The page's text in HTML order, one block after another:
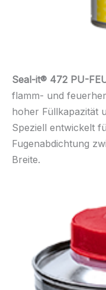
Seal-it® 472 PU-
flamm- und
hoher Füllkapazität
Speziell entwickelt
Fugenabdichtung
Breite.